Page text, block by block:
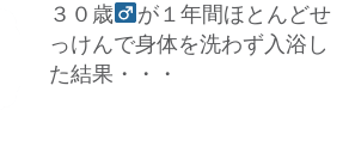
３０歳
が１年間ほとんどせ
っけんで身体を洗わず入浴し
た結果・・・